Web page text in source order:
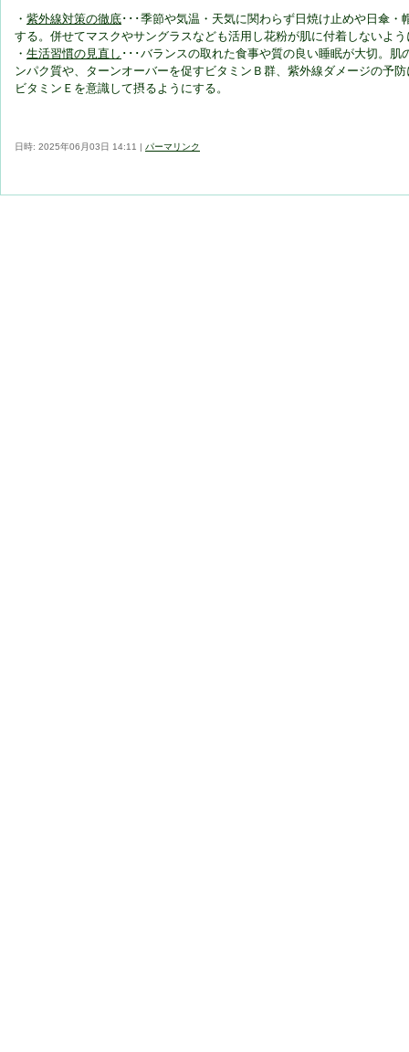
・ 紫外線対策の徹底･･･季節や気温・天気に関わらず日焼け止めや日傘・
する。併せてマスクやサングラスなども活用し花粉が肌に付着しないよ
・ 生活習慣の見直し ･･･バランスの取れた食事や質の良い睡眠が大切。肌
ンパク質や、ターンオーバーを促すビタミンＢ群、紫外線ダメージの予
ビタミンＥを意識して摂るようにする。
日時: 2025年06月03日 14:11 | パーマリンク